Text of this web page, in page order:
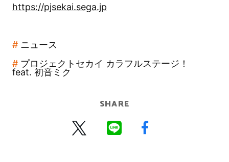
https://pjsekai.sega.jp
ニュース
プロジェクトセカイ カラフルステージ！
feat. 初音ミク
SHARE